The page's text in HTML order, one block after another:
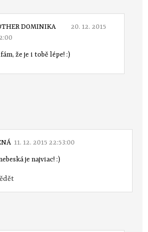
DOMINIKA
20. 12. 2015
že je i tobě lépe! :)
11. 12. 2015 22:53:00
je najviac! :)